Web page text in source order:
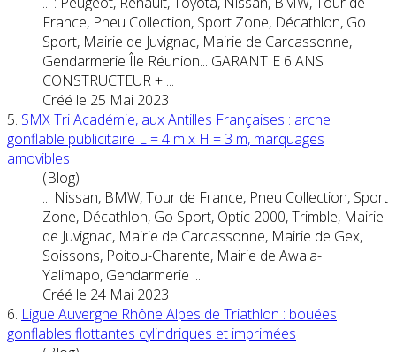
France, Pneu Collection, Sport Zone, Décathlon, Go
Sport, Mairie de Juvignac, Mairie de Carcassonne,
Gendarmerie Île Réunion... GARANTIE 6 ANS
CONSTRUCTEUR + ...
Créé le 25 Mai 2023
5. SMX Tri Académie, aux Antilles Françaises : arche
gonflable publicitaire L = 4 m x H = 3 m, marquages
amovibles
(Blog)
... Nissan, BMW, Tour de France, Pneu Collection, Sport
Zone, Décathlon, Go Sport, Optic 2000, Trimble, Mairie
de Juvignac, Mairie de Carcassonne, Mairie de Gex,
Soissons, Poitou-Charente, Mairie de Awala-
Yalimapo, Gendarmerie ...
Créé le 24 Mai 2023
6. Ligue Auvergne Rhône Alpes de Triathlon : bouées
gonflables flottantes cylindriques et imprimées